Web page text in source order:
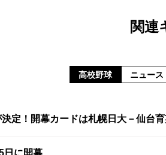
関連
高校野球 ニュース
定！開幕カードは札幌日大－仙台
日に開幕